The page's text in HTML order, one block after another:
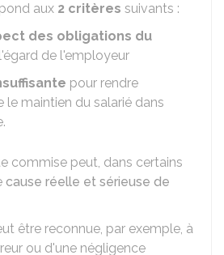
aux 2 critères suivants :
des obligations du
de l'employeur
pour rendre
le maintien du salarié dans
commise peut, dans certains
cause réelle et sérieuse de
être reconnue, par exemple, à
ou d'une négligence